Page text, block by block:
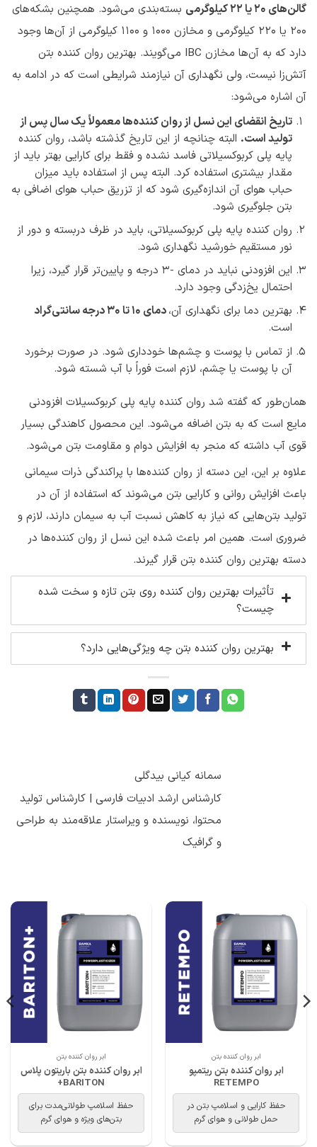
گالن‌های 20 یا 22 کیلوگرمی
بسته‌بندی می‌شود. همچنین بشکه‌های
200 یا 220 کیلوگرمی و مخازن 1000 و 1100 کیلوگرمی از آن‌ها وجود
دارد که به آن‌ها مخازن IBC می‌گویند. بهترین روان کننده بتن
آتش‌زا نیست، ولی نگهداری آن نیازمند شرایطی است که در ادامه به
آن اشاره می‌شود:
تاریخ انقضای این نسل از روان کننده‌ها معمولاً یک سال پس از
تولید است. البته چنانچه از این تاریخ گذشته باشد، روان کننده
پایه پلی کربوکسیلاتی فاسد نشده و فقط برای کارایی بهتر باید از
مقدار بیشتری استفاده کرد. البته پس از استفاده باید میزان
حباب هوای آن اندازه‌گیری شود که از تزریق حباب هوای اضافی به
بتن جلوگیری شود.
روان کننده پایه پلی کربوکسیلاتی، باید در ظرف دربسته و دور از
نور مستقیم خورشید نگهداری شود.
این افزودنی نباید در دمای -3 درجه و پایین‌تر قرار گیرد، زیرا
احتمال یخ‌زدگی وجود دارد.
بهترین دما برای نگهداری آن،دمای 10 تا 30 درجه سانتی‌گراد
است.
از تماس با پوست و چشم‌ها خودداری شود. در صورت برخورد
آن با پوست یا چشم، لازم است فوراً با آب شسته شود.
همان‌طور که گفته شد روان کننده پایه پلی کربوکسیلات افزودنی
مایع است که به بتن اضافه می‌شود. این محصول کاهندگی بسیار
قوی آب داشته که منجر به افزایش دوام و مقاومت بتن می‌شود.
علاوه بر این، این دسته از روان کننده‌ها با پراکندگی ذرات سیمانی
باعث افزایش روانی و کارایی بتن می‌شوند که استفاده از آن در
تولید بتن‌هایی که نیاز به کاهش نسبت آب به سیمان دارند، لازم و
ضروری است. همین امر باعث شده این نسل از روان کننده‌ها در
دسته بهترین روان کننده بتن قرار گیرند.
تأثیرات بهترین روان‌ کننده روی بتن تازه و سخت شده
چیست؟
بهترین روان کننده بتن چه ویژگی‌هایی دارد؟
سمانه کیانی بیدگلی
کارشناس ارشد ادبیات فارسی | کارشناس تولید
محتوا، نویسنده و ویراستار علاقه‌مند به طراحی
و گرافیک
ابر روان کننده بتن
ابر روان کننده بتن ریتمپو
RETEMPO
حفظ کارایی و اسلامپ بتن در
حمل طولانی و هوای گرم
ابر روان کننده بتن
ابر روان کننده بتن باریتون پلاس
BARITON+
حفظ اسلامپ طولانی‌مدت برای
بتن‌های ویژه و هوای گرم